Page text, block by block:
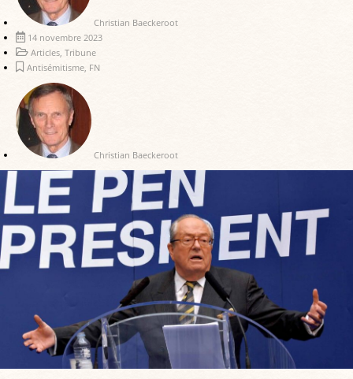
Christian Baeckeroot
14 novembre 2023
Articles, Tribune
Antisémitisme, FN
Christian Baeckeroot